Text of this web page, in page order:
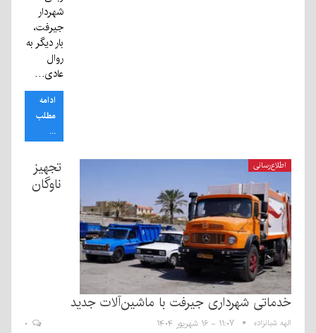
شهردار
جیرفت،
بار دیگر به
روال
عادی…
ادامه
مطلب
...
اطلاع‌رسانی
تجهیز
ناوگان
خدماتی شهرداری جیرفت با ماشین‌آلات جدید
الهه شبانزاده ۱۱:۰۷ - ۱۶ شهریور ۱۴۰۴